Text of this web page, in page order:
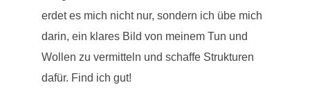
erdet es mich nicht nur, sondern ich übe mich
darin, ein klares Bild von meinem Tun und
Wollen zu vermitteln und schaffe Strukturen
dafür. Find ich gut!